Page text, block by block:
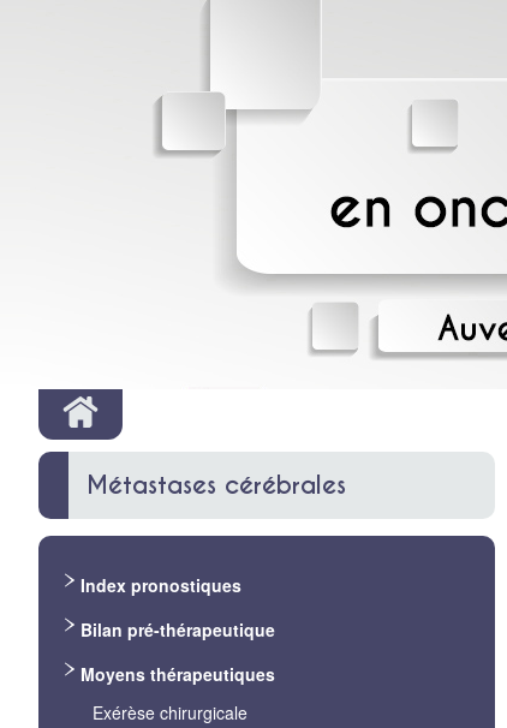
Métastases cérébrales
Index pronostiques
Bilan pré-thérapeutique
Moyens thérapeutiques
Exérèse chirurgicale